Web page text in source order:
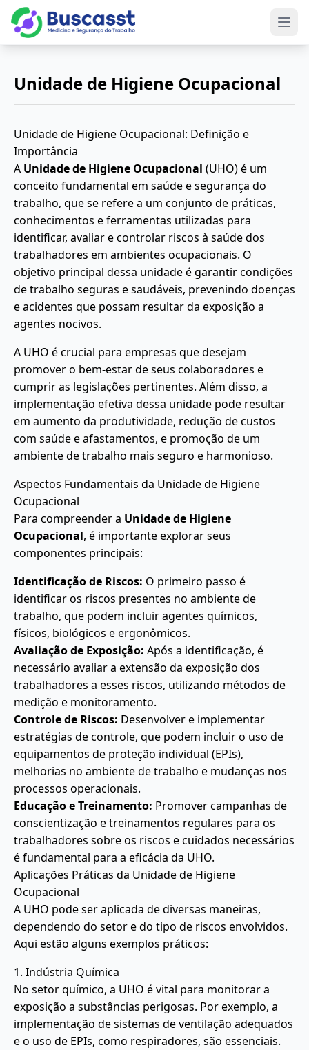
Unidade de Higiene Ocupacional
Unidade de Higiene Ocupacional: Definição e
Importância
A Unidade de Higiene Ocupacional (UHO) é um
conceito fundamental em saúde e segurança do
trabalho, que se refere a um conjunto de práticas,
conhecimentos e ferramentas utilizadas para
identificar, avaliar e controlar riscos à saúde dos
trabalhadores em ambientes ocupacionais. O
objetivo principal dessa unidade é garantir condições
de trabalho seguras e saudáveis, prevenindo doenças
e acidentes que possam resultar da exposição a
agentes nocivos.
A UHO é crucial para empresas que desejam
promover o bem-estar de seus colaboradores e
cumprir as legislações pertinentes. Além disso, a
implementação efetiva dessa unidade pode resultar
em aumento da produtividade, redução de custos
com saúde e afastamentos, e promoção de um
ambiente de trabalho mais seguro e harmonioso.
Aspectos Fundamentais da Unidade de Higiene
Ocupacional
Para compreender a Unidade de Higiene
Ocupacional, é importante explorar seus
componentes principais:
Identificação de Riscos: O primeiro passo é
identificar os riscos presentes no ambiente de
trabalho, que podem incluir agentes químicos,
físicos, biológicos e ergonômicos.
Avaliação de Exposição: Após a identificação, é
necessário avaliar a extensão da exposição dos
trabalhadores a esses riscos, utilizando métodos de
medição e monitoramento.
Controle de Riscos: Desenvolver e implementar
estratégias de controle, que podem incluir o uso de
equipamentos de proteção individual (EPIs),
melhorias no ambiente de trabalho e mudanças nos
processos operacionais.
Educação e Treinamento: Promover campanhas de
conscientização e treinamentos regulares para os
trabalhadores sobre os riscos e cuidados necessários
é fundamental para a eficácia da UHO.
Aplicações Práticas da Unidade de Higiene
Ocupacional
A UHO pode ser aplicada de diversas maneiras,
dependendo do setor e do tipo de riscos envolvidos.
Aqui estão alguns exemplos práticos:
1. Indústria Química
No setor químico, a UHO é vital para monitorar a
exposição a substâncias perigosas. Por exemplo, a
implementação de sistemas de ventilação adequados
e o uso de EPIs, como respiradores, são essenciais.